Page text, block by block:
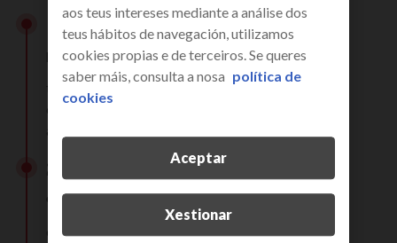
pecha todo
tanto os programas como as aplicacións están
consumindo recursos e tamén unha parte do seu
ancho de banda.
2.
conecta só ti
comproba que non hai outros dispositivos ou
aos teus intereses mediante a análise dos
teus hábitos de navegación, utilizamos
cookies propias e de terceiros. Se queres
saber máis, consulta a nosa política de
cookies
Xestionar
Aceptar